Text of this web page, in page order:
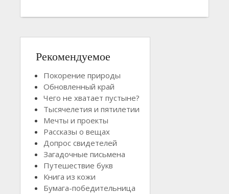
Рекомендуемое
Покорение природы
Обновленный край
Чего не хватает пустыне?
Тысячелетия и пятилетии
Мечты и проекты
Рассказы о вещах
Допрос свидетелей
Загадочные письмена
Путешествие букв
Книга из кожи
Бумага-победительница